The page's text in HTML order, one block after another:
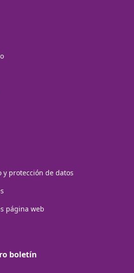
protección de datos
página web
boletín